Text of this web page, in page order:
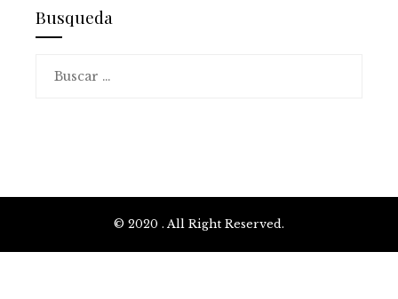
Busqueda
© 2020 . All Right Reserved.